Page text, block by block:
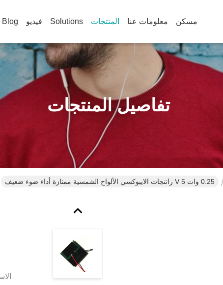
مسكن معلومات عنا المنتجات Solutions فيديو Blog
تفاصيل المنتجات
0.25 وات 5 V راتنجات الايبوكسي الألواح الشمسية ممتازة أداء ضوء ضعيف